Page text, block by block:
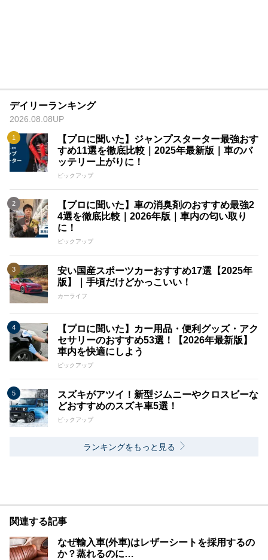
デイリーランキング
2026.08.08UP
【プロに聞いた】ジャンプスターター最強おす
すめ11選を徹底比較｜2025年最新版｜車のバ
ッテリー上がりに！
ピックアップ
【プロに聞いた】車の消臭剤のおすすめ最強2
4選を徹底比較｜2026年版｜車内の匂い取り
に！
ピックアップ
安い国産スポーツカーおすすめ17選【2025年
版】｜手頃だけどかっこいい！
カーライフ
【プロに聞いた】カー用品・便利グッズ・アク
セサリーのおすすめ53選！【2026年最新版】
車内を快適にしよう
ピックアップ
スズキがアツイ！新型ジムニーやクロスビーな
どおすすめのスズキ車5選！
ピックアップ
ランキングをもっと見る
関連する記事
なぜ輸入車(外車)はレザーシートを採用するの
か？蒸れるのに…